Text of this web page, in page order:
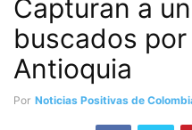
Capturan a
buscados
Antioquia
Por Noticias Positivas de